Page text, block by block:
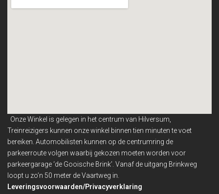
Onze Winkel is gelegen in het centrum van Hilversum,
Treinreizigers kunnen onze winkel binnentien minuten te voet
bereiken. Automobilisten kunnen op de centrumring de
parkeerroute volgen waarbij gekozen moeten worden voor
parkeergarage ‘de Gooische Brink’. Vanaf de uitgang Brinkweg
loopt u zo’n 50 meter de Vaartweg in.
Leveringsvoorwaarden/Privacyverklaring